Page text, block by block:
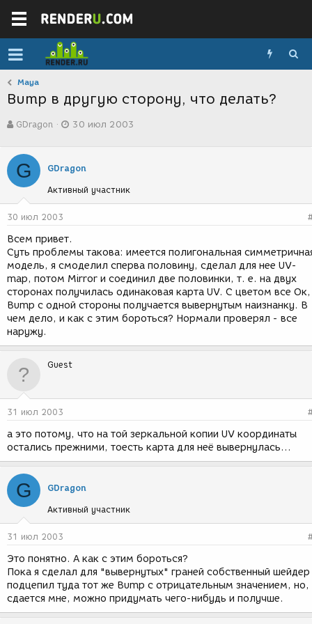
Maya
Bump в другую сторону, что делать?
в
о
р
т
е
м
ы
GDragon
а
с
з
д
я
30 июл 2003
G GDragon
Активный участник
30 июл 2003
Всем привет.
Суть проблемы такова: имеется полигональная
модель, я смоделил сперва половину, сделал для нее UV-
map, потом Mirror и соединил две половинки, т. е. на двух
сторонах получилась одинаковая карта UV. С цветом все
Bump с одной стороны получается вывернутым наизнанку. В
чем дело, и как с этим бороться? Нормали проверял - все
наружу.
Guest
31 июл 2003
а это потому, что на той зеркальной копии UV координаты
остались прежними, тоесть карта для неё вывернулась...
G GDragon
Активный участник
31 июл 2003
Это понятно. А как с этим бороться?
Пока я сделал для "вывернутых" граней собственный шейдер
подцепил туда тот же Bump с отрицательным значением, но,
сдается мне, можно придумать чего-нибудь и получше.